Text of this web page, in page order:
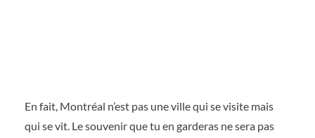
En fait, Montréal n’est pas une ville qui se visite mais
qui se vit. Le souvenir que tu en garderas ne sera pas